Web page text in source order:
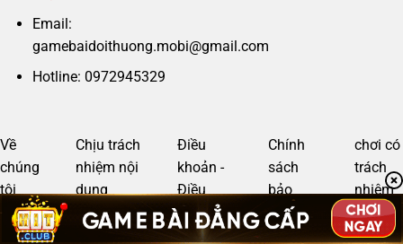
Email:
gamebaidoithuong.mobi@gmail.com
Hotline: 0972945329
Về
chúng
tôi
Chịu trách
nhiệm nội
dung
Điều
khoản -
Điều
kiện
Chính
sách
bảo
mật
chơi có
trách
nhiệm